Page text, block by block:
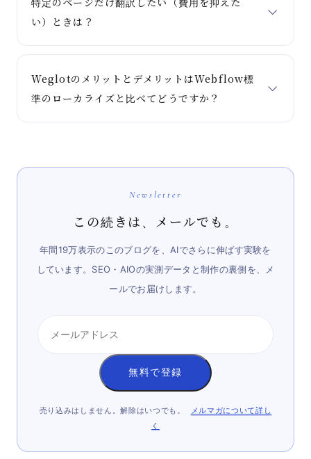
い）ときは？
WeglotのメリットとデメリットはWebflow標
準のローカライズと比べてどうですか？
Newsletter
この続きは、メールでも。
年間19万表示のこのブログを、AIでさらに伸ばす実験を
しています。SEO・AIOの実測データと制作の裏側を、メ
ールでお届けします。
無料で登録
売り込みはしません。解除はいつでも。
メルマガについて詳し
く